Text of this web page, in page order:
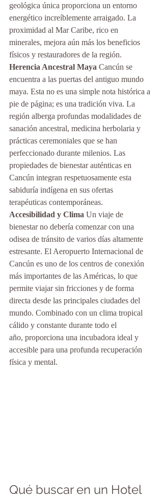
geológica única proporciona un entorno
energético increíblemente arraigado. La
proximidad al Mar Caribe, rico en
minerales, mejora aún más los beneficios
físicos y restauradores de la región.
Herencia Ancestral Maya Cancún se
encuentra a las puertas del antiguo mundo
maya. Esta no es una simple nota histórica a
pie de página; es una tradición viva. La
región alberga profundas modalidades de
sanación ancestral, medicina herbolaria y
prácticas ceremoniales que se han
perfeccionado durante milenios. Las
propiedades de bienestar auténticas en
Cancún integran respetuosamente esta
sabiduría indígena en sus ofertas
terapéuticas contemporáneas.
Accesibilidad y Clima Un viaje de
bienestar no debería comenzar con una
odisea de tránsito de varios días altamente
estresante. El Aeropuerto Internacional de
Cancún es uno de los centros de conexión
más importantes de las Américas, lo que
permite viajar sin fricciones y de forma
directa desde las principales ciudades del
mundo. Combinado con un clima tropical
cálido y constante durante todo el
año, proporciona una incubadora ideal y
accesible para una profunda recuperación
física y mental.
Qué buscar en un Hotel